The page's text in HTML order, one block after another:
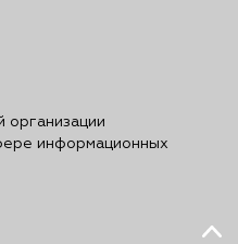
организации
информационных